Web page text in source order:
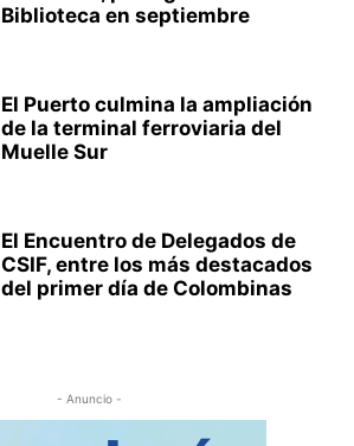
Biblioteca en septiembre
El Puerto culmina la ampliación
de la terminal ferroviaria del
Muelle Sur
El Encuentro de Delegados de
CSIF, entre los más destacados
del primer día de Colombinas
- Anuncio -